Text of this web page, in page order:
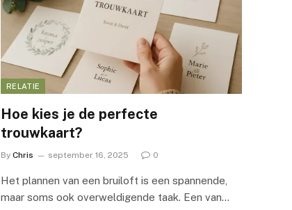
RELATIE
Hoe kies je de perfecte
trouwkaart?
By Chris september 16, 2025 0
Het plannen van een bruiloft is een spannende,
maar soms ook overweldigende taak. Een van…